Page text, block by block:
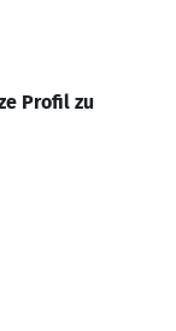
Profil zu